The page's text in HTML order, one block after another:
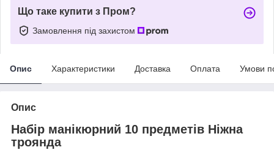
Що таке купити з Пром?
Замовлення під захистом
Опис Характеристики Доставка Оплата Умови
Опис
Набір манікюрний 10 предметів Ніжна
троянда